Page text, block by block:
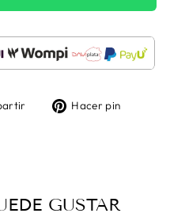
TuitearHacer pin
GUSTAR